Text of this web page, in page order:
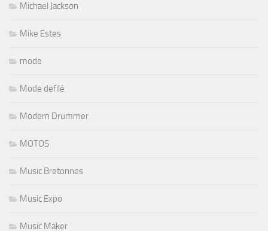
Michael Jackson
Mike Estes
mode
Mode defilé
Modern Drummer
MOTOS
Music Bretonnes
Music Expo
Music Maker